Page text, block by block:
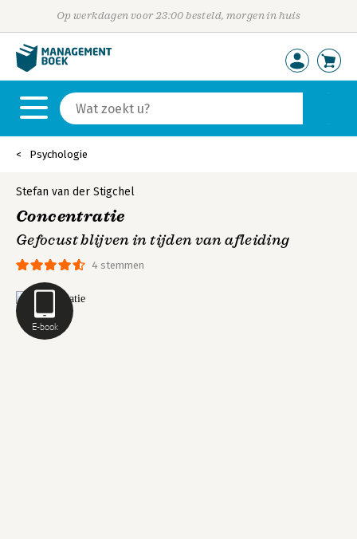
Op werkdagen voor 23:00 besteld, morgen in huis
Psychologie
E-book
4 stemmen
Stefan van der Stigchel
Concentratie
Gefocust blijven in tijden van afleiding